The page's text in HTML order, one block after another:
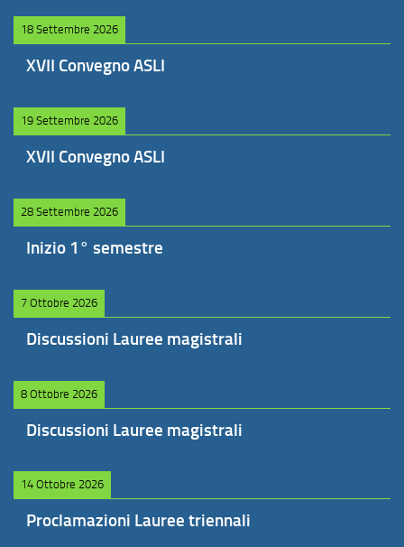
18 Settembre 2026
XVII Convegno ASLI
19 Settembre 2026
XVII Convegno ASLI
28 Settembre 2026
Inizio 1° semestre
7 Ottobre 2026
Discussioni Lauree magistrali
8 Ottobre 2026
Discussioni Lauree magistrali
14 Ottobre 2026
Proclamazioni Lauree triennali